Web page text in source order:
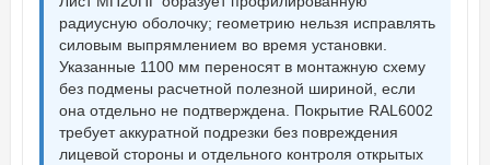
радиусную оболочку; геометрию нельзя исправлять
силовым выпрямлением во время установки.
Указанные 1100 мм переносят в монтажную схему
без подмены расчетной полезной шириной, если
она отдельно не подтверждена. Покрытие RAL6002
требует аккуратной подрезки без повреждения
лицевой стороны и отдельного контроля открытых